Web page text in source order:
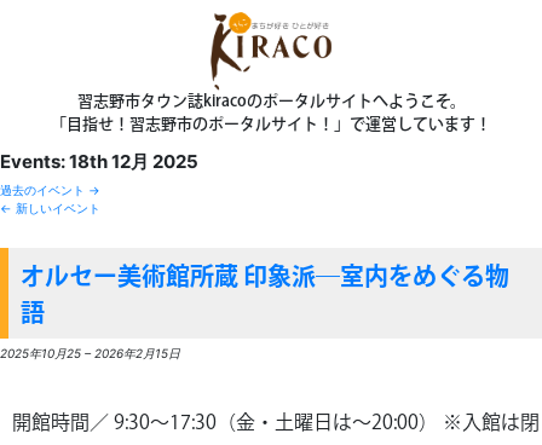
習志野市タウン誌kiracoのポータルサイトへようこそ。
「目指せ！習志野市のポータルサイト！」で運営しています！
Events: 18th 12月 2025
過去のイベント →
← 新しいイベント
オルセー美術館所蔵 印象派―室内をめぐる物
語
2025年10月25 – 2026年2月15日
開館時間／ 9:30～17:30（金・土曜日は～20:00） ※入館は閉